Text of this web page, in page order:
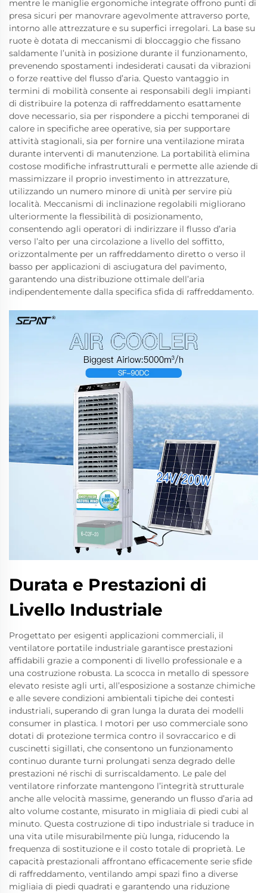
mentre le maniglie ergonomiche integrate offrono punti di
presa sicuri per manovrare agevolmente attraverso porte,
intorno alle attrezzature e su superfici irregolari. La base su
ruote è dotata di meccanismi di bloccaggio che fissano
saldamente l’unità in posizione durante il funzionamento,
prevenendo spostamenti indesiderati causati da vibrazioni
o forze reattive del flusso d’aria. Questo vantaggio in
termini di mobilità consente ai responsabili degli impianti
di distribuire la potenza di raffreddamento esattamente
dove necessario, sia per rispondere a picchi temporanei di
calore in specifiche aree operative, sia per supportare
attività stagionali, sia per fornire una ventilazione mirata
durante interventi di manutenzione. La portabilità elimina
costose modifiche infrastrutturali e permette alle aziende di
massimizzare il proprio investimento in attrezzature,
utilizzando un numero minore di unità per servire più
località. Meccanismi di inclinazione regolabili migliorano
ulteriormente la flessibilità di posizionamento,
consentendo agli operatori di indirizzare il flusso d’aria
verso l’alto per una circolazione a livello del soffitto,
orizzontalmente per un raffreddamento diretto o verso il
basso per applicazioni di asciugatura del pavimento,
garantendo una distribuzione ottimale dell’aria
indipendentemente dalla specifica sfida di raffreddamento.
Durata e Prestazioni di
Livello Industriale
Progettato per esigenti applicazioni commerciali, il
ventilatore portatile industriale garantisce prestazioni
affidabili grazie a componenti di livello professionale e a
una costruzione robusta. La scocca in metallo di spessore
elevato resiste agli urti, all’esposizione a sostanze chimiche
e alle severe condizioni ambientali tipiche dei contesti
industriali, superando di gran lunga la durata dei modelli
consumer in plastica. I motori per uso commerciale sono
dotati di protezione termica contro il sovraccarico e di
cuscinetti sigillati, che consentono un funzionamento
continuo durante turni prolungati senza degrado delle
prestazioni né rischi di surriscaldamento. Le pale del
ventilatore rinforzate mantengono l’integrità strutturale
anche alle velocità massime, generando un flusso d’aria ad
alto volume costante, misurato in migliaia di piedi cubi al
minuto. Questa costruzione di tipo industriale si traduce in
una vita utile misurabilmente più lunga, riducendo la
frequenza di sostituzione e il costo totale di proprietà. Le
capacità prestazionali affrontano efficacemente serie sfide
di raffreddamento, ventilando ampi spazi fino a diverse
migliaia di piedi quadrati e garantendo una riduzione